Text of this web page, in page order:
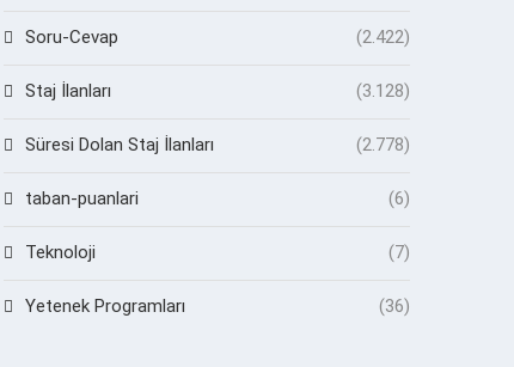
Soru-Cevap (2.422)
Staj İlanları (3.128)
Süresi Dolan Staj İlanları (2.778)
taban-puanlari (6)
Teknoloji (7)
Yetenek Programları (36)